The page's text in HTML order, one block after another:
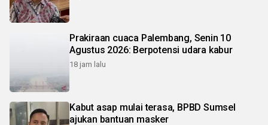
Prakiraan cuaca Palembang, Senin 10
Agustus 2026: Berpotensi udara kabur
18 jam lalu
Kabut asap mulai terasa, BPBD Sumsel
ajukan bantuan masker